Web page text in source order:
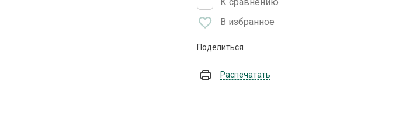
В избранное
Поделиться
Распечатать